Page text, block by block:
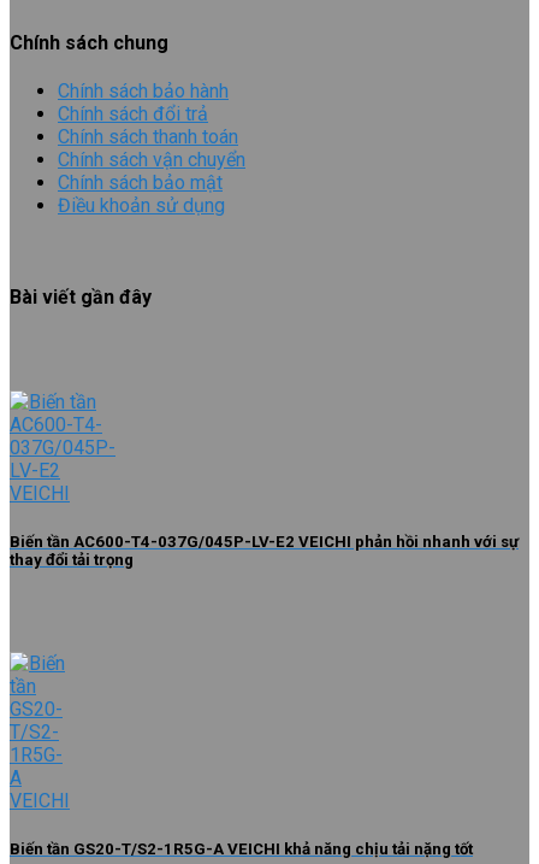
Chính sách chung
Chính sách bảo hành
Chính sách đổi trả
Chính sách thanh toán
Chính sách vận chuyển
Chính sách bảo mật
Điều khoản sử dụng
Bài viết gần đây
Biến tần AC600-T4-037G/045P-LV-E2 VEICHI phản hồi nhanh với sự
thay đổi tải trọng
Biến tần GS20-T/S2-1R5G-A VEICHI khả năng chịu tải nặng tốt